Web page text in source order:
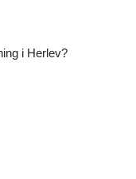
i Herlev?